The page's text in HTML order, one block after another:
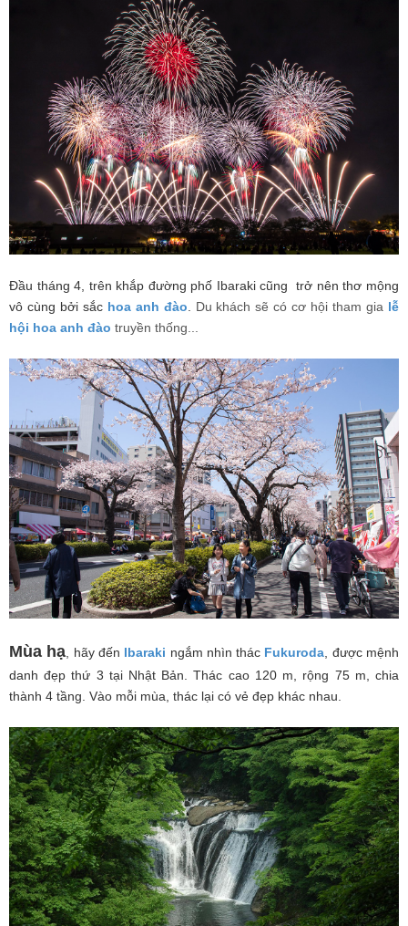
Đầu tháng 4, trên khắp đường phố Ibaraki cũng trở nên thơ mộng
vô cùng bởi sắc hoa anh đào Du khách sẽ có cơ hội tham gia lễ
hội hoa anh đào truyền thống...
Mùa hạ , hãy đến Ibaraki ngắm nhìn thác Fukuroda , được mệnh
danh đẹp thứ 3 tại Nhật Bản. Thác cao 120 m, rộng 75 m, chia
thành 4 tầng. Vào mỗi mùa, thác lại có vẻ đẹp khác nhau.